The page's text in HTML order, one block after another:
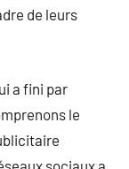
de leurs
a fini par
le
sociaux a